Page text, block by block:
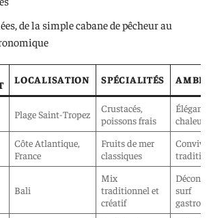
de la simple cabane de pêcheur au
LOCALISATION SPÉCIALITÉS
Plage Saint-Tropez
Crustacés,
poissons frais
Côte Atlantique,
France
Fruits de mer
classiques
Bali
Mix
traditionnel et
créatif
surf